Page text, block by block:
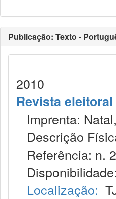
Publicação: Texto -
2010
Revista eleitoral
Imprenta:
Descrição
Referência: n.
Disponibilidade:
Localização: